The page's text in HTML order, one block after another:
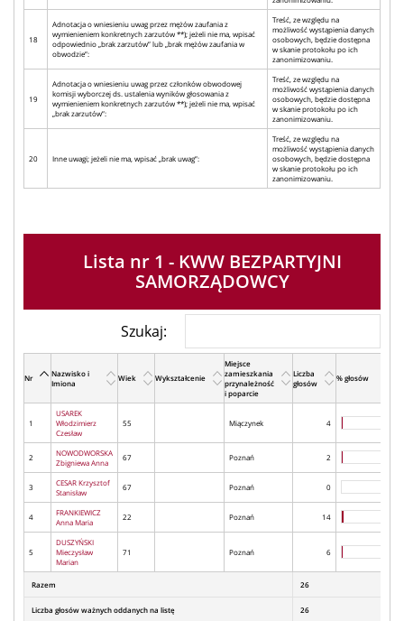
18
Adnotacja o wniesieniu uwag przez mężów zaufania z
wymienieniem konkretnych zarzutów **); jeżeli nie ma, wpisać
odpowiednio „brak zarzutów” lub „brak mężów zaufania w
obwodzie”:
Treść, ze względu na
możliwość wystąpienia danych
osobowych, będzie dostępna
w skanie protokołu po ich
zanonimizowaniu.
19
Adnotacja o wniesieniu uwag przez członków obwodowej
komisji wyborczej ds. ustalenia wyników głosowania z
wymienieniem konkretnych zarzutów **); jeżeli nie ma, wpisać
„brak zarzutów”:
Treść, ze względu na
możliwość wystąpienia danych
osobowych, będzie dostępna
w skanie protokołu po ich
zanonimizowaniu.
20 Inne uwagi; jeżeli nie ma, wpisać „brak uwag”:
Treść, ze względu na
możliwość wystąpienia danych
osobowych, będzie dostępna
w skanie protokołu po ich
zanonimizowaniu.
Lista nr 1 - KWW BEZPARTYJNI
SAMORZĄDOWCY
Szukaj:
Nr
Nazwisko i
Imiona
Wiek Wykształcenie
Miejsce
zamieszkania
przynależność
i poparcie
Liczba
głosów
% głosów
1
USAREK
Włodzimierz
Czesław
55 Miączynek 4
2
NOWODWORSKA
Zbigniewa Anna
67 Poznań 2
3
CESAR Krzysztof
Stanisław
67 Poznań 0
4
FRANKIEWICZ
Anna Maria
22 Poznań 14
5
DUSZYŃSKI
Mieczysław
Marian
71 Poznań 6
Razem 26
Liczba głosów ważnych oddanych na listę 26